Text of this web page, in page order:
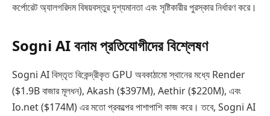
কর্পোরেট অ্যালগরিদম বিষয়বস্তুর দৃশ্যমানতা এবং সৃষ্টিকারীর পুরস্কার নির্ধারণ করে।
Sogni AI বনাম প্রতিযোগীদের বিশ্লেষণ
Sogni AI বিস্তৃত বিকেন্দ্রীকৃত GPU অবকাঠামো স্থানের মধ্যে Render
($1.9B বাজার মূলধন), Akash ($397M), Aethir ($220M), এবং
Io.net ($174M) এর মতো প্রকল্পের পাশাপাশি কাজ করে। তবে, Sogni AI